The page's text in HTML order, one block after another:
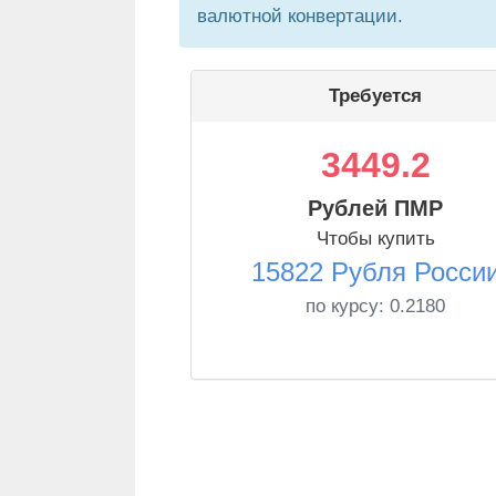
валютной конвертации.
Требуется
3449.2
Рублей ПМР
Чтобы купить
15822 Рубля
по курсу: 0.2180